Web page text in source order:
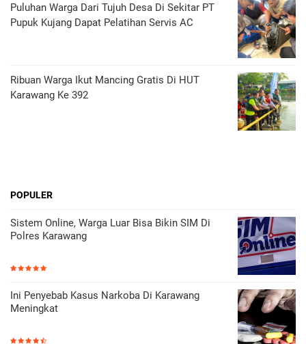
Puluhan Warga Dari Tujuh Desa Di Sekitar PT
Pupuk Kujang Dapat Pelatihan Servis AC
Ribuan Warga Ikut Mancing Gratis Di HUT
Karawang Ke 392
POPULER
Sistem Online, Warga Luar Bisa Bikin SIM Di
Polres Karawang
Ini Penyebab Kasus Narkoba Di Karawang
Meningkat